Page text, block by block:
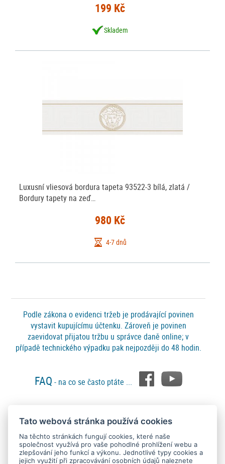
199 Kč
Skladem
Luxusní vliesová bordura tapeta 93522-3 bílá, zlatá /
Bordury tapety na zeď…
980 Kč
4-7 dnů
Podle zákona o evidenci tržeb je prodávající povinen
vystavit kupujícímu účtenku. Zároveň je povinen
zaevidovat přijatou tržbu u správce daně online; v
případě technického výpadku pak nejpozději do 48 hodin.
FAQ - na co se často ptáte ...
Platební metody
Tato webová stránka používá cookies
Na těchto stránkách fungují cookies, které naše
společnost využívá pro vaše pohodlné prohlížení webu a
zlepšování jeho funkcí a výkonu. Jednotlivé typy cookies a
jejich využití při zpracovávání osobních údajů naleznete